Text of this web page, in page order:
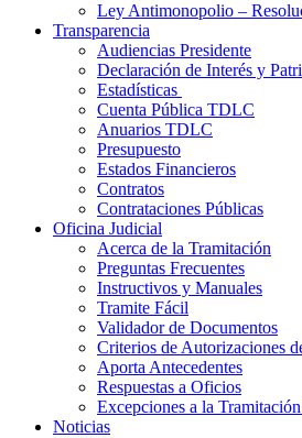
Ley Antimonopolio –
Transparencia
Audiencias Presidente
Declaración de Interés y
Estadísticas
Cuenta Pública TDLC
Anuarios TDLC
Presupuesto
Estados Financieros
Contratos
Contrataciones Públicas
Oficina Judicial
Acerca de la Tramitación
Preguntas Frecuentes
Instructivos y Manuales
Tramite Fácil
Validador de Documentos
Criterios de Autorizaciones
Aporta Antecedentes
Respuestas a Oficios
Excepciones a la
Noticias